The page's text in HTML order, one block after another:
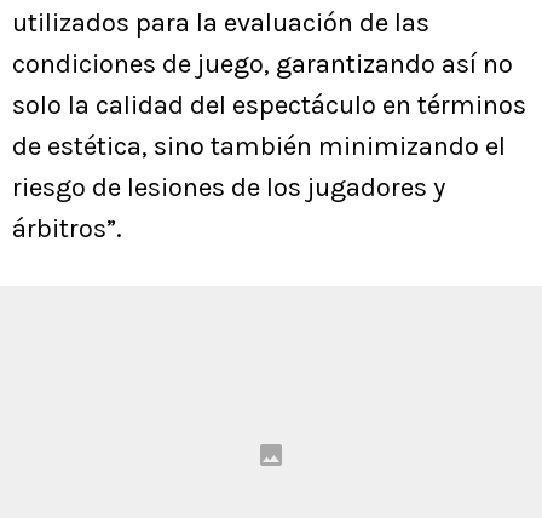
utilizados para la evaluación de las
condiciones de juego, garantizando así no
solo la calidad del espectáculo en términos
de estética, sino también minimizando el
riesgo de lesiones de los jugadores y
árbitros”.